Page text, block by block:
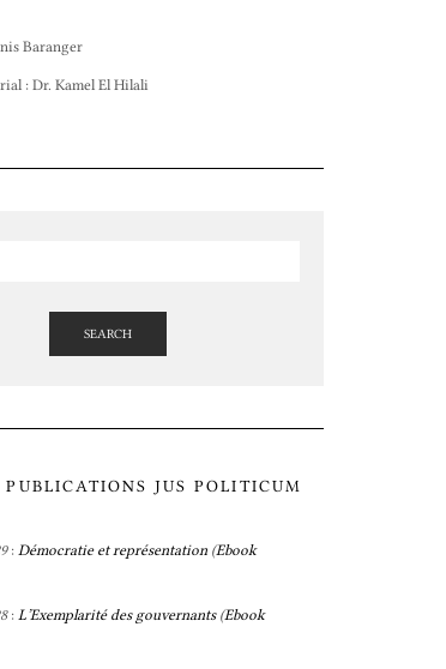
Baranger
: Dr. Kamel El Hilali
SEARCH
PUBLICATIONS JUS POLITICUM
: Démocratie et représentation (Ebook
: L’Exemplarité des gouvernants(Ebook